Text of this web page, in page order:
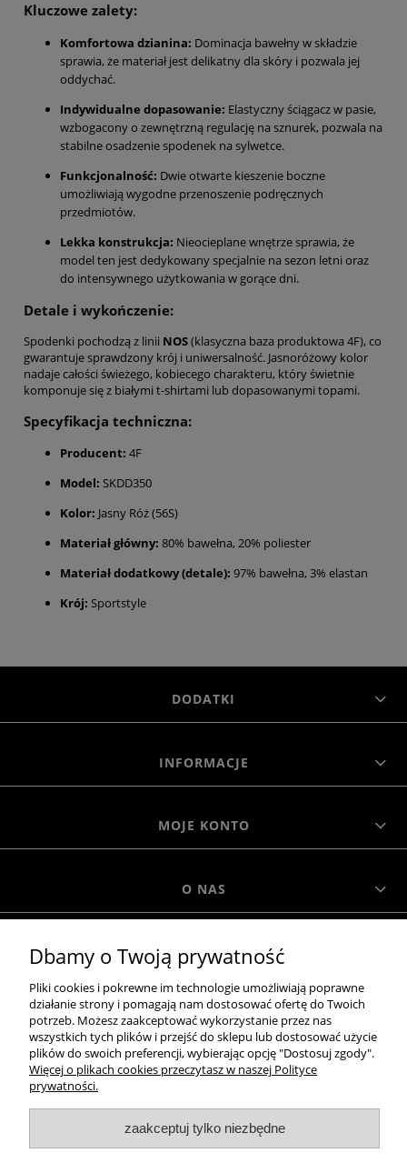
Kluczowe zalety:
Komfortowa dzianina: Dominacja bawełny w składzie
sprawia, że materiał jest delikatny dla skóry i pozwala jej
oddychać.
Indywidualne dopasowanie: Elastyczny ściągacz w pasie,
wzbogacony o zewnętrzną regulację na sznurek, pozwala na
stabilne osadzenie spodenek na sylwetce.
Funkcjonalność: Dwie otwarte kieszenie boczne
umożliwiają wygodne przenoszenie podręcznych
przedmiotów.
Lekka konstrukcja: Nieocieplane wnętrze sprawia, że
model ten jest dedykowany specjalnie na sezon letni oraz
do intensywnego użytkowania w gorące dni.
Detale i wykończenie:
Spodenki pochodzą z linii NOS(klasyczna baza produktowa 4F), co
gwarantuje sprawdzony krój i uniwersalność. Jasnoróżowy kolor
nadaje całości świeżego, kobiecego charakteru, który świetnie
komponuje się z białymi t-shirtami lub dopasowanymi topami.
Specyfikacja techniczna:
Producent: 4F
Model: SKDD350
Kolor: Jasny Róż (56S)
Materiał główny: 80% bawełna, 20% poliester
Materiał dodatkowy (detale): 97% bawełna, 3% elastan
Krój: Sportstyle
DODATKI
INFORMACJE
MOJE KONTO
O NAS
MOROWO
WSZELKIE PRAWA ZASTRZEŻONE MOROWO © 2018
realizacja:
pokaż pełną wersję strony
Dbamy o Twoją prywatność
Pliki cookies i pokrewne im technologie umożliwiają poprawne
działanie strony i pomagają nam dostosować ofertę do Twoich
potrzeb. Możesz zaakceptować wykorzystanie przez nas
wszystkich tych plików i przejść do sklepu lub dostosować użycie
plików do swoich preferencji, wybierając opcję "Dostosuj zgody".
Więcej o plikach cookies przeczytasz w naszej Polityce
prywatności.
zaakceptuj tylko niezbędne